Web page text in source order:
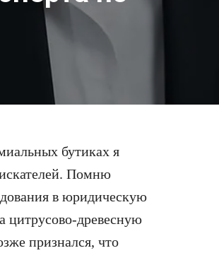
бутиках я
Помню
в юридическую
цитрусово-древесную
признался, что